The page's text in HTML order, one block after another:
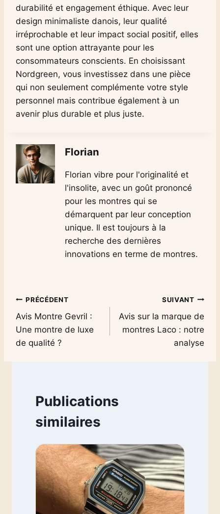
durabilité et engagement éthique. Avec leur
design minimaliste danois, leur qualité
irréprochable et leur impact social positif, elles
sont une option attrayante pour les
consommateurs conscients. En choisissant
Nordgreen, vous investissez dans une pièce
qui non seulement complémente votre style
personnel mais contribue également à un
avenir plus durable et plus juste.
Florian
Florian vibre pour l'originalité et
l'insolite, avec un goût prononcé
pour les montres qui se
démarquent par leur conception
unique. Il est toujours à la
recherche des dernières
innovations en terme de montres.
Navigation
de
l’article
PRÉCÉDENT
Avis Montre Gevril :
Une montre de luxe
de qualité ?
SUIVANT
Avis sur la marque de
montres Laco : notre
analyse
Publications
similaires